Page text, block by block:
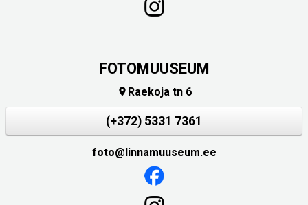
FOTOMUUSEUM
 Raekoja tn 6
(+372) 5331 7361
foto@linnamuuseum.ee